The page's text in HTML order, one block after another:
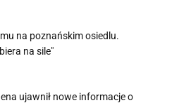
na poznańskim osiedlu.
na sile"
ujawnił nowe informacje o